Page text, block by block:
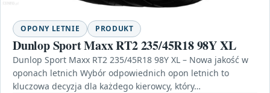
OPONY LETNIE PRODUKT
Dunlop Sport Maxx RT2 235/45R18 98Y XL
Dunlop Sport Maxx RT2 235/45R18 98Y XL – Nowa jakość w
oponach letnich Wybór odpowiednich opon letnich to
kluczowa decyzja dla każdego kierowcy, który…